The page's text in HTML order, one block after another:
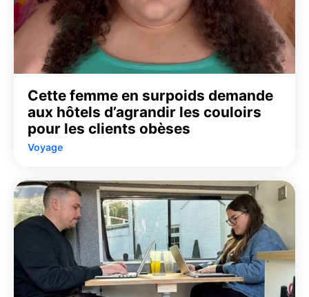
Cette femme en surpoids demande
aux hôtels d’agrandir les couloirs
pour les clients obèses
Voyage